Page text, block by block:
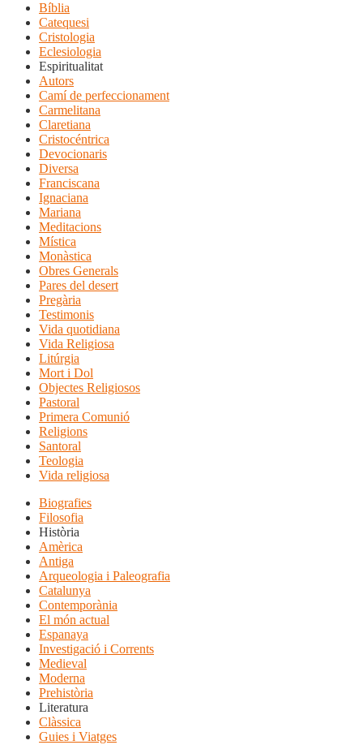
Bíblia
Catequesi
Cristologia
Eclesiologia
Espiritualitat
Autors
Camí de perfeccionament
Carmelitana
Claretiana
Cristocéntrica
Devocionaris
Diversa
Franciscana
Ignaciana
Mariana
Meditacions
Mística
Monàstica
Obres Generals
Pares del desert
Pregària
Testimonis
Vida quotidiana
Vida Religiosa
Litúrgia
Mort i Dol
Objectes Religiosos
Pastoral
Primera Comunió
Religions
Santoral
Teologia
Vida religiosa
Biografies
Filosofia
Història
Amèrica
Antiga
Arqueologia i Paleografia
Catalunya
Contemporània
El món actual
Espanaya
Investigació i Corrents
Medieval
Moderna
Prehistòria
Literatura
Clàssica
Guies i Viatges